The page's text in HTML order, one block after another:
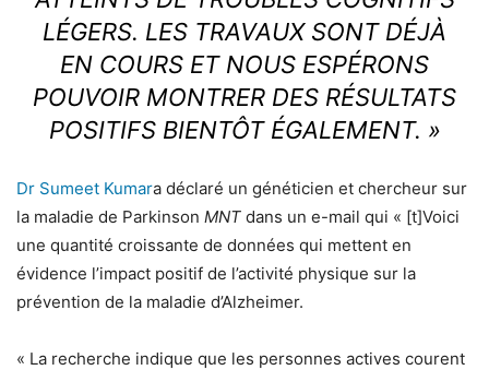
LÉGERS. LES TRAVAUX SONT DÉJÀ
EN COURS ET NOUS ESPÉRONS
POUVOIR MONTRER DES RÉSULTATS
POSITIFS BIENTÔT ÉGALEMENT. »
Dr Sumeet Kumara déclaré un généticien et chercheur sur
la maladie de Parkinson MNT dans un e-mail qui « [t]Voici
une quantité croissante de données qui mettent en
évidence l’impact positif de l’activité physique sur la
prévention de la maladie d’Alzheimer.
« La recherche indique que les personnes actives courent